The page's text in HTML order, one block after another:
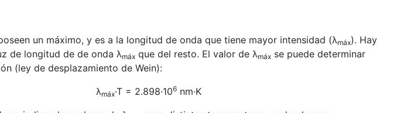
un máximo, y es a la longitud de onda que tiene mayor intensidad (λmáx). Hay
de longitud de de onda λmáxque del resto. El valor de λmáxse puede determinar
(ley de desplazamiento de Wein):
λmáx·T = 2.898·106 nm·K